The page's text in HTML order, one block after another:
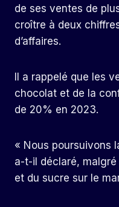
de ses ventes de
croître à deux
d’affaires.
Il a rappelé que les
chocolat et de la
de 20% en 2023.
« Nous poursuivons
a-t-il déclaré,
et du sucre sur le